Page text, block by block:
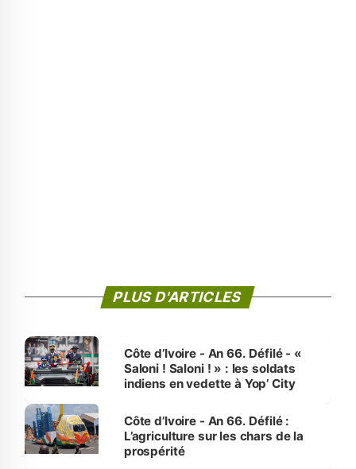
PLUS D'ARTICLES
Côte d’Ivoire - An 66. Défilé - «
Saloni ! Saloni ! » : les soldats
indiens en vedette à Yop’ City
Côte d’Ivoire - An 66. Défilé :
L’agriculture sur les chars de la
prospérité